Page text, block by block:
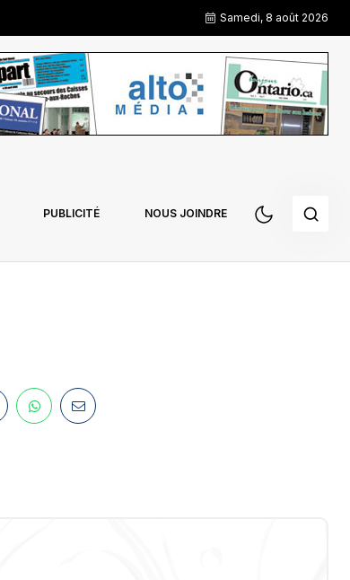
Samedi, 8 août 2026
PUBLICITÉ NOUS JOINDRE